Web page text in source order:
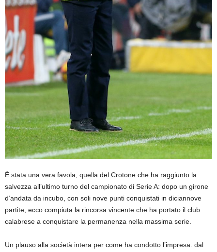
È stata una vera favola, quella del Crotone che ha raggiunto la
salvezza all’ultimo turno del campionato di Serie A: dopo un girone
d’andata da incubo, con soli nove punti conquistati in diciannove
partite, ecco compiuta la rincorsa vincente che ha portato il club
calabrese a conquistare la permanenza nella massima serie.
Un plauso alla società intera per come ha condotto l’impresa: dal